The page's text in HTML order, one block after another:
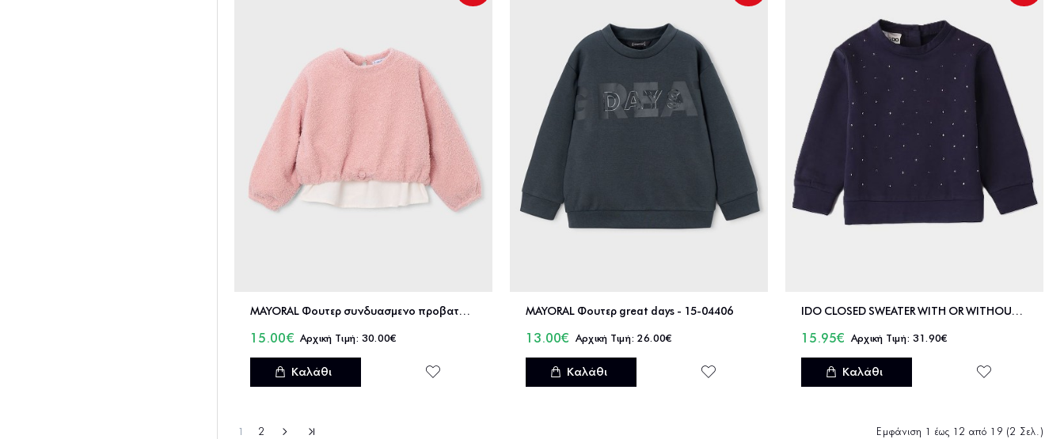
MAYORAL Φουτερ συνδυασμενο προβατο - 15-04431
15.00€ 30.00€
Καλάθι
MAYORAL Φουτερ great days - 15-04406
13.00€ 26.00€
Καλάθι
IDO CLOSED SWEATER WITH OR WITHOUT HOOD - 4.A650/00
15.95€ 31.90€
Καλάθι
1 2 Εμφάνιση 1 έως 12 από 19 (2 Σελ.)